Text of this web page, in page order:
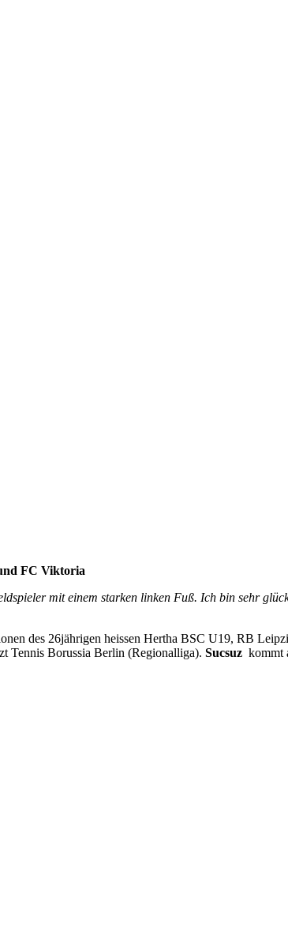
FC Viktoria
mit einem starken linken Fuß. Ich bin sehr
des 26jährigen heissen Hertha BSC U19, RB
Tennis Borussia Berlin (Regionalliga). Sucsuz kommt